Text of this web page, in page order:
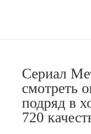
Сериал
смотреть
подряд в
720